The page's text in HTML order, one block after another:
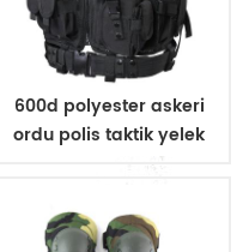
600d polyester askeri
ordu polis taktik yelek